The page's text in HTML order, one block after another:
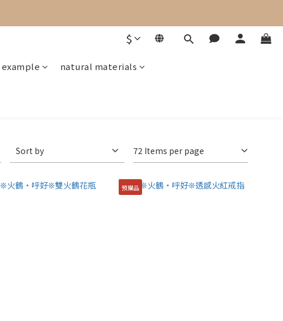
$
natural materials
Sort by 72 Items per page
預購品